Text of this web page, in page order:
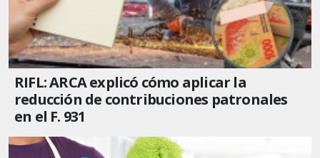
RIFL: ARCA explicó cómo aplicar la
reducción de contribuciones patronales
en el F. 931